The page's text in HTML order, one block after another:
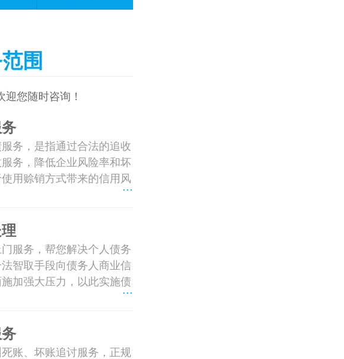
围
您随时咨询！
务，是指通过合法的追收
务，降低企业风险率和坏
用赊销方式带来的信用风
...
服务，帮您解决个人债务
智取手段向债务人商业信
加强大压力，以此实施债
...
账、坏账追讨服务，正规